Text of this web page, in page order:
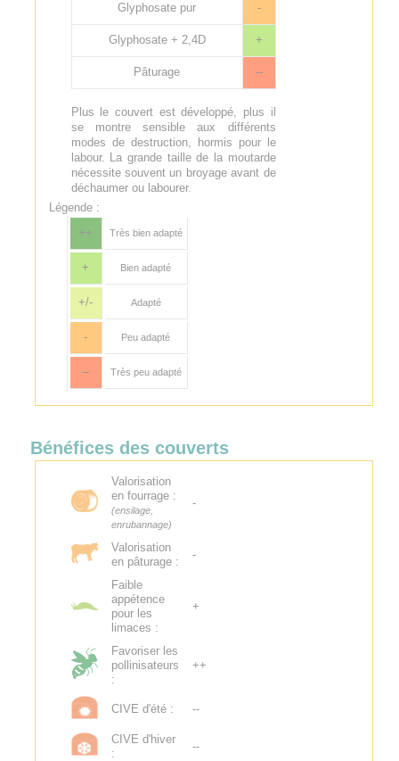
Glyphosate pur -
Glyphosate + 2,4D +
Pâturage --
Plus le couvert est développé, plus il
se montre sensible aux différents
modes de destruction, hormis pour le
labour. La grande taille de la moutarde
nécessite souvent un broyage avant de
déchaumer ou labourer.
Légende :
++
Très bien adapté
+ Bien adapté
+/- Adapté
- Peu adapté
-- Très peu adapté
Bénéfices des couverts
Valorisation
en fourrage :
(ensilage,
enrubannage)
-
Valorisation
en pâturage :
-
Faible
appétence
pour les
limaces :
+
Favoriser les
pollinisateurs
:
++
CIVE d'été : --
CIVE d'hiver
:
--